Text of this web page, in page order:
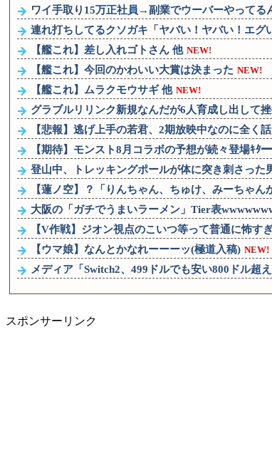
ワイ手取り15万正社員→副業でウーバーやってる
連れ打ちしてるクソガキ「ヤバい！ヤバい！エ
【艦これ】差し入れゴトさん 他 NEW!
【艦これ】今回のかわいい大賞は決まった NEW!
【艦これ】ムラクモウサギ 他 NEW!
グラブルリリンク新規なんだが6人育成し出して
【悲報】逃げ上手の若君、2期放映中なのに全く
【期待】モンスト8月コラボの予想が続々登
登山中、トレッキングポールが体に突き刺さった
【蓮ノ空】？「りんちゃん、ちゅけ、みーちゃん
大阪の「ガチでうまいラーメン」Tier表
【V作戦】ジオン視点のこいつ等って普通に怖す
【ウマ娘】なんとかなれーーーッ(極道入稿) NEW!
メディア「Switch2、499ドルでも安い800ドル超
スポンサーリンク